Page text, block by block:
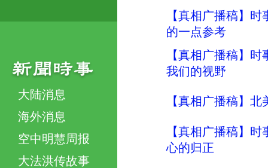
大陆消息
海外消息
空中明慧周报
大法洪传故事
【真相广播稿】
的一点参考
【真相广播稿】
我们的视野
【真相广播稿】
【真相广播稿】
心的归正